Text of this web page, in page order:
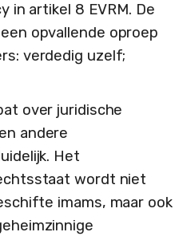
in artikel 8 EVRM. De
opvallende oproep
verdedig uzelf;
over juridische
andere
Het
wordt niet
imams, maar ook